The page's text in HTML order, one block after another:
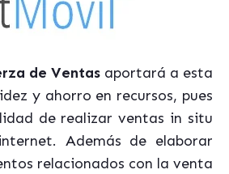
de Ventas aportará a esta
y ahorro en recursos, pues
de realizar ventas in situ
Además de elaborar
relacionados con la venta